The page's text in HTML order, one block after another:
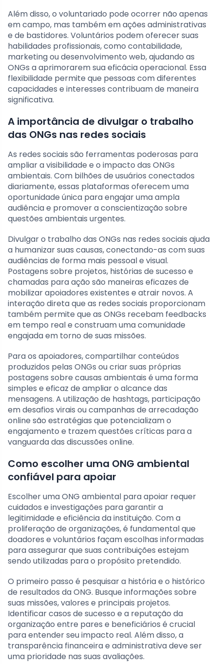
Além disso, o voluntariado pode ocorrer não apenas
em campo, mas também em ações administrativas
e de bastidores. Voluntários podem oferecer suas
habilidades profissionais, como contabilidade,
marketing ou desenvolvimento web, ajudando as
ONGs a aprimorarem sua eficácia operacional. Essa
flexibilidade permite que pessoas com diferentes
capacidades e interesses contribuam de maneira
significativa.
A importância de divulgar o trabalho
das ONGs nas redes sociais
As redes sociais são ferramentas poderosas para
ampliar a visibilidade e o impacto das ONGs
ambientais. Com bilhões de usuários conectados
diariamente, essas plataformas oferecem uma
oportunidade única para engajar uma ampla
audiência e promover a conscientização sobre
questões ambientais urgentes.
Divulgar o trabalho das ONGs nas redes sociais ajuda
a humanizar suas causas, conectando-as com suas
audiências de forma mais pessoal e visual.
Postagens sobre projetos, histórias de sucesso e
chamadas para ação são maneiras eficazes de
mobilizar apoiadores existentes e atrair novos. A
interação direta que as redes sociais proporcionam
também permite que as ONGs recebam feedbacks
em tempo real e construam uma comunidade
engajada em torno de suas missões.
Para os apoiadores, compartilhar conteúdos
produzidos pelas ONGs ou criar suas próprias
postagens sobre causas ambientais é uma forma
simples e eficaz de ampliar o alcance das
mensagens. A utilização de hashtags, participação
em desafios virais ou campanhas de arrecadação
online são estratégias que potencializam o
engajamento e trazem questões críticas para a
vanguarda das discussões online.
Como escolher uma ONG ambiental
confiável para apoiar
Escolher uma ONG ambiental para apoiar requer
cuidados e investigações para garantir a
legitimidade e eficiência da instituição. Com a
proliferação de organizações, é fundamental que
doadores e voluntários façam escolhas informadas
para assegurar que suas contribuições estejam
sendo utilizadas para o propósito pretendido.
O primeiro passo é pesquisar a história e o histórico
de resultados da ONG. Busque informações sobre
suas missões, valores e principais projetos.
Identificar casos de sucesso e a reputação da
organização entre pares e beneficiários é crucial
para entender seu impacto real. Além disso, a
transparência financeira e administrativa deve ser
uma prioridade nas suas avaliações.